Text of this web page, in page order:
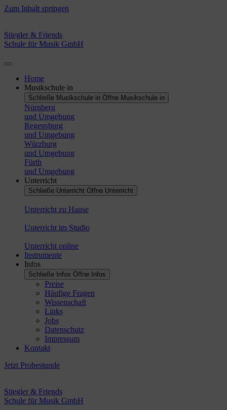
Zum Inhalt springen
Stiegler & Friends
Schule für Musik GmbH
Home
Musikschule in
Schließe Musikschule in Öffne Musikschule in
Nürnberg
und Umgebung
Regensburg
und Umgebung
Würzburg
und Umgebung
Fürth
und Umgebung
Unterricht
Schließe Unterricht Öffne Unterricht
Unterricht zu Hause
Unterricht im Studio
Unterricht online
Instrumente
Infos
Schließe Infos Öffne Infos
Preise
Häufige Fragen
Wissenschaft
Links
Jobs
Datenschutz
Impressum
Kontakt
Jetzt Probestunde
Stiegler & Friends
Schule für Musik GmbH